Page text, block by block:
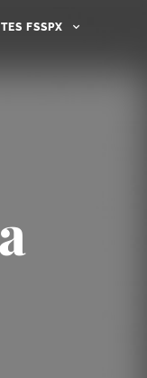
FSSPX